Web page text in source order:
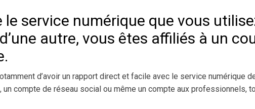
service numérique que vous
autre, vous êtes affiliés à un
d’avoir un rapport direct et facile avec le service numérique
un compte de réseau social ou même un compte aux professionnels,